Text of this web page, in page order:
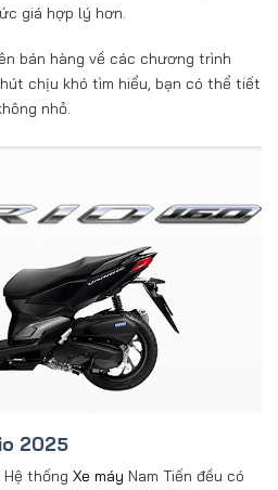
giá hợp lý hơn.
bán hàng về các chương trình
chịu khó tìm hiểu, bạn có thể tiết
nhỏ.
2025
thống Xe máy Nam Tiến đều có